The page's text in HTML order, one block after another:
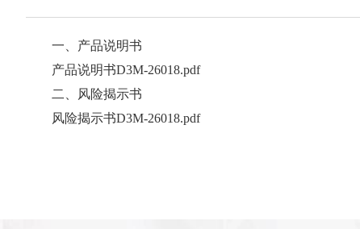
一、产品说明书
产品说明书D3M-26018.pdf
二、风险揭示书
风险揭示书D3M-26018.pdf